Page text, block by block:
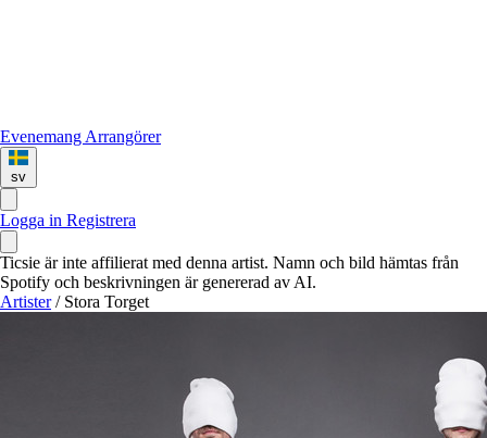
Evenemang Arrangörer
sv
Logga in Registrera
Ticsie är inte affilierat med denna artist. Namn och bild hämtas från
Spotify och beskrivningen är genererad av AI.
Artister / Stora Torget